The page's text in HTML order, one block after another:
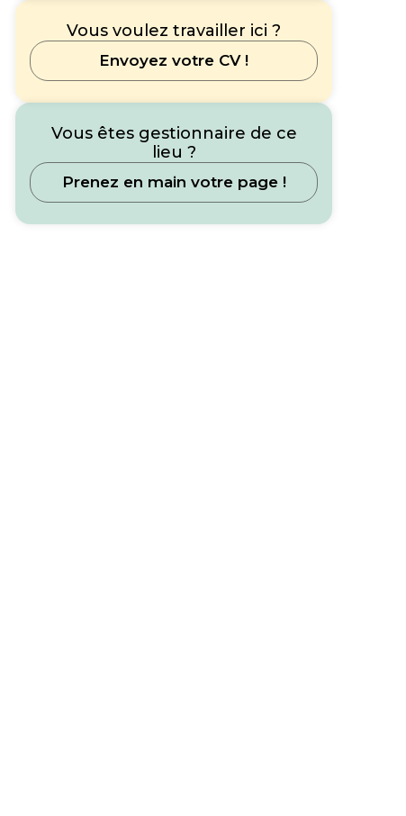
Vous voulez travailler ici ?
Envoyez votre CV !
Vous êtes gestionnaire de ce
lieu ?
Prenez en main votre page !